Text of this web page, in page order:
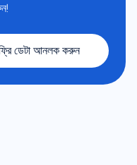
ডেটা আনলক করুন